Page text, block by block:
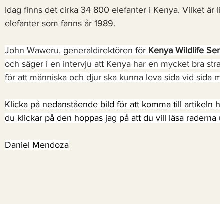
Idag finns det cirka 34 800 elefanter i Kenya. Vilket
elefanter som fanns år 1989.
John Waweru, generaldirektören för Kenya Wildlife
och säger i en intervju att Kenya har en mycket bra
för att människa och djur ska kunna leva sida vid sida
Klicka på nedanstående bild för att komma till artikeln
du klickar på den hoppas jag på att du vill läsa raderna
Daniel Mendoza